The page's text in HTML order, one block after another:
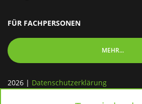
FÜR FACHPERSONEN
MEHR...
2026 | Datenschutzerklärung